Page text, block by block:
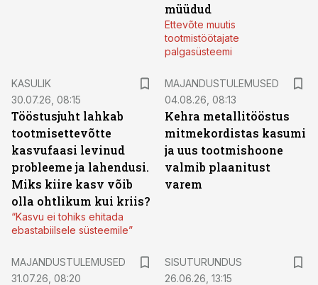
müüdud
Ettevõte muutis
tootmistöötajate
palgasüsteemi
KASULIK
30.07.26, 08:15
Tööstusjuht lahkab
tootmisettevõtte
kasvufaasi levinud
probleeme ja lahendusi.
Miks kiire kasv võib
olla ohtlikum kui kriis?
“Kasvu ei tohiks ehitada
ebastabiilsele süsteemile”
MAJANDUSTULEMUSED
04.08.26, 08:13
Kehra metallitööstus
mitmekordistas kasumi
ja uus tootmishoone
valmib plaanitust
varem
MAJANDUSTULEMUSED
31.07.26, 08:20
SISUTURUNDUS
26.06.26, 13:15